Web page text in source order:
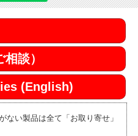
談）
(English)
ない製品は全て「お取り寄せ」